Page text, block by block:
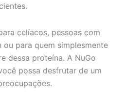
celíacos, pessoas com
ou para quem simplesmente
dessa proteína. A NuGo
possa desfrutar de um